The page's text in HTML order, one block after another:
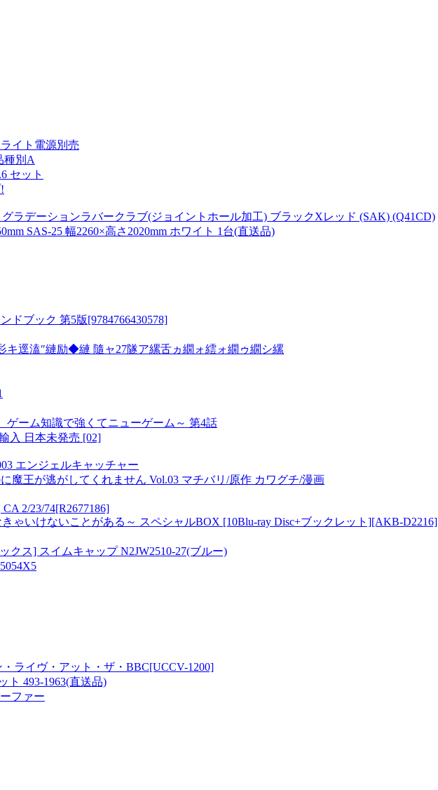
イト電源別売
種別A
セット
ラデーションラバークラブ(ジョイントホール加工) ブラックXレッド (SAK) (Q41CD)
SAS-25 幅2260×高さ2020mm ホワイト 1台(直送品)
ドブック 第5版[9784766430578]
逕溘″縺励◆縺 隨ャ27隧ア縲舌ヵ繝ォ繧ォ繝ゥ繝シ縲
ーム知識で強くてニューゲーム～ 第4話
入 日本未発売 [02]
エンジェルキャッチャー
魔王が逃がしてくれません Vol.03 マチバリ/原作 カワグチ/漫画
CA 2/23/74[R2677186]
ゃいけないことがある～ スペシャルBOX [10Blu-ray Disc+ブックレット][AKB-D2216]
クス] スイムキャップ N2JW2510-27(ブルー)
ライヴ・アット・ザ・BBC[UCCV-1200]
ト 493-1963(直送品)
ファー